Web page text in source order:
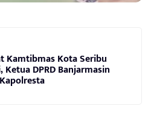
Kamtibmas Kota Seribu
Ketua DPRD Banjarmasin